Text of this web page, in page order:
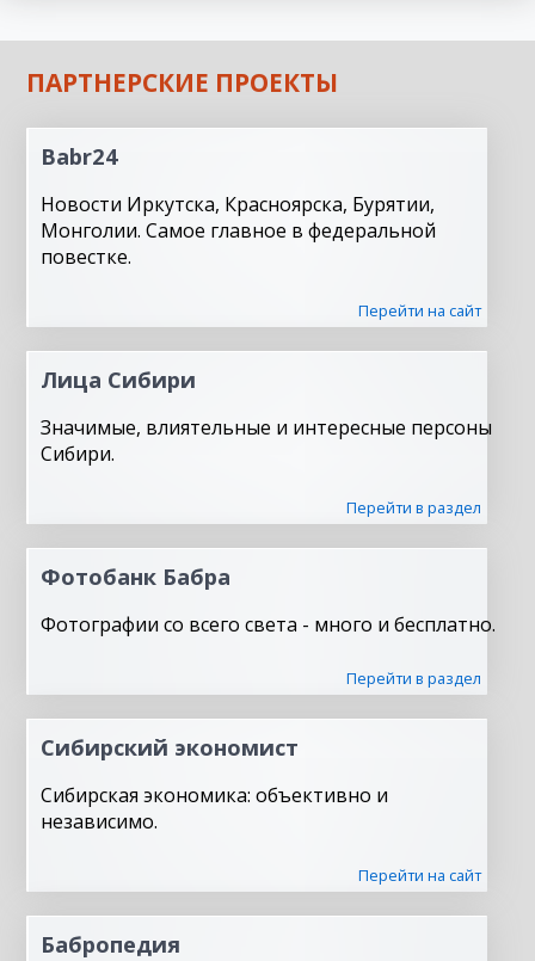
ПАРТНЕРСКИЕ ПРОЕКТЫ
Babr24
Новости Иркутска, Красноярска, Бурятии,
Монголии. Самое главное в федеральной
повестке.
Перейти на сайт
Лица Сибири
Значимые, влиятельные и интересные персоны
Сибири.
Перейти в раздел
Фотобанк Бабра
Фотографии со всего света - много и бесплатно.
Перейти в раздел
Сибирский экономист
Сибирская экономика: объективно и
независимо.
Перейти на сайт
Бабропедия